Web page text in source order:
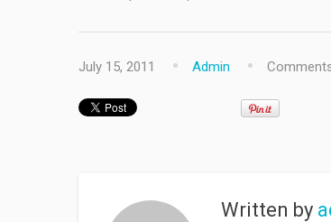
July 15, 2011 Admin
Written by